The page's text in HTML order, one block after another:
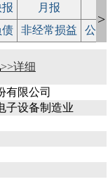
月报
债 非经常损益 公
>
>>详细
有限公司
子设备制造业